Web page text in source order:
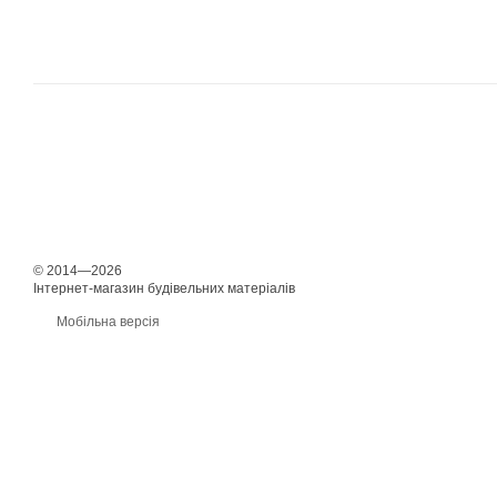
© 2014—2026
Інтернет-магазин будівельних матеріалів
Мобільна версія